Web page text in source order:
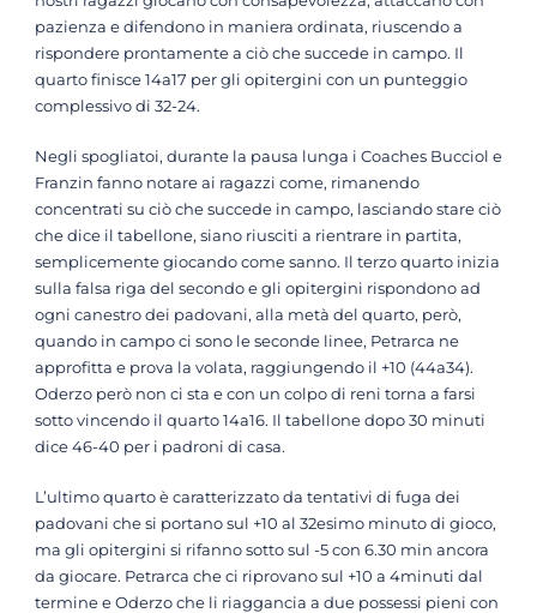
pazienza e difendono in maniera ordinata, riuscendo a
rispondere prontamente a ciò che succede in campo. Il
quarto finisce 14a17 per gli opitergini con un punteggio
complessivo di 32-24.
Negli spogliatoi, durante la pausa lunga i Coaches Bucciol e
Franzin fanno notare ai ragazzi come, rimanendo
concentrati su ciò che succede in campo, lasciando stare ciò
che dice il tabellone, siano riusciti a rientrare in partita,
semplicemente giocando come sanno. Il terzo quarto inizia
sulla falsa riga del secondo e gli opitergini rispondono ad
ogni canestro dei padovani, alla metà del quarto, però,
quando in campo ci sono le seconde linee, Petrarca ne
approfitta e prova la volata, raggiungendo il +10 (44a34).
Oderzo però non ci sta e con un colpo di reni torna a farsi
sotto vincendo il quarto 14a16. Il tabellone dopo 30 minuti
dice 46-40 per i padroni di casa.
L’ultimo quarto è caratterizzato da tentativi di fuga dei
padovani che si portano sul +10 al 32esimo minuto di gioco,
ma gli opitergini si rifanno sotto sul -5 con 6.30 min ancora
da giocare. Petrarca che ci riprovano sul +10 a 4minuti dal
termine e Oderzo che li riaggancia a due possessi pieni con